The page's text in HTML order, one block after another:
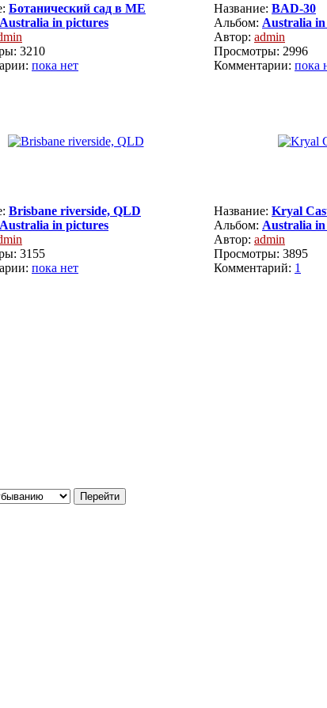
Ботанический сад в МЕ
Australia in pictures
3210
пока нет
Название: BAD-30
Альбом: Australia
Автор: admin
Просмотры: 2996
Комментарии: пока
Brisbane riverside, QLD
Australia in pictures
3155
пока нет
Название: Kryal
Альбом: Australia
Автор: admin
Просмотры: 3895
Комментарий: 1